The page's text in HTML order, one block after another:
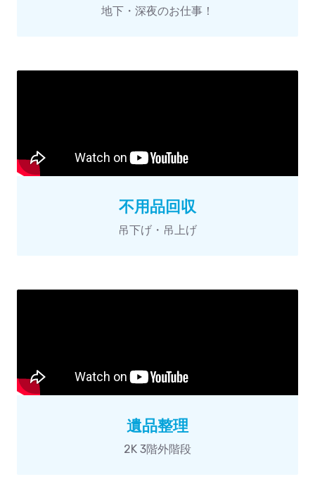
地下・深夜のお仕事！
不用品回収
吊下げ・吊上げ
遺品整理
2K 3階外階段